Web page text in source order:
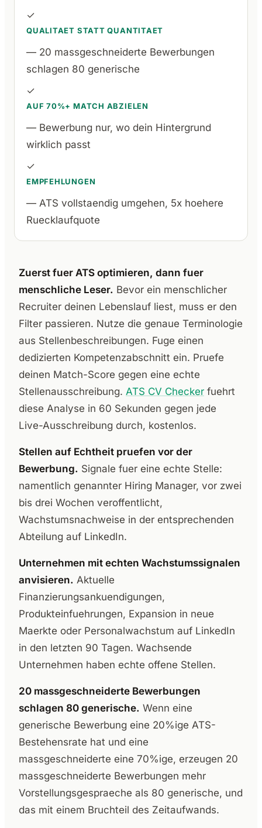
✓
QUALITAET STATT QUANTITAET
— 20 massgeschneiderte Bewerbungen
schlagen 80 generische
✓
AUF 70%+ MATCH ABZIELEN
— Bewerbung nur, wo dein Hintergrund
wirklich passt
✓
EMPFEHLUNGEN
— ATS vollstaendig umgehen, 5x hoehere
Ruecklaufquote
Zuerst fuer ATS optimieren, dann fuer
menschliche Leser. Bevor ein menschlicher
Recruiter deinen Lebenslauf liest, muss er den
Filter passieren. Nutze die genaue Terminologie
aus Stellenbeschreibungen. Fuge einen
dedizierten Kompetenzabschnitt ein. Pruefe
deinen Match-Score gegen eine echte
Stellenausschreibung. ATS CV Checker fuehrt
diese Analyse in 60 Sekunden gegen jede
Live-Ausschreibung durch, kostenlos.
Stellen auf Echtheit pruefen vor der
Bewerbung. Signale fuer eine echte Stelle:
namentlich genannter Hiring Manager, vor zwei
bis drei Wochen veroffentlicht,
Wachstumsnachweise in der entsprechenden
Abteilung auf LinkedIn.
Unternehmen mit echten Wachstumssignalen
anvisieren. Aktuelle
Finanzierungsankuendigungen,
Produkteinfuehrungen, Expansion in neue
Maerkte oder Personalwachstum auf LinkedIn
in den letzten 90 Tagen. Wachsende
Unternehmen haben echte offene Stellen.
20 massgeschneiderte Bewerbungen
schlagen 80 generische. Wenn eine
generische Bewerbung eine 20%ige ATS-
Bestehensrate hat und eine
massgeschneiderte eine 70%ige, erzeugen 20
massgeschneiderte Bewerbungen mehr
Vorstellungsgespraeche als 80 generische, und
das mit einem Bruchteil des Zeitaufwands.